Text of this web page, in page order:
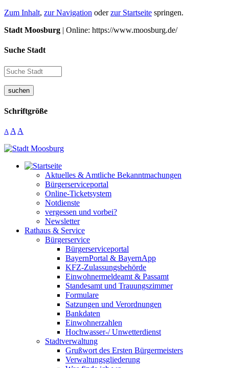
Zum Inhalt, zur Navigation oderzur Startseite springen.
Stadt Moosburg | Online: https://www.moosburg.de/
Suche Stadt
suchen
Schriftgröße
A A A
Aktuelles & Amtliche Bekanntmachungen
Bürgerserviceportal
Online-Ticketsystem
Notdienste
vergessen und vorbei?
Newsletter
Rathaus & Service
Bürgerservice
Bürgerserviceportal
BayernPortal & BayernApp
KFZ-Zulassungsbehörde
Einwohnermeldeamt & Passamt
Standesamt und Trauungszimmer
Formulare
Satzungen und Verordnungen
Bankdaten
Einwohnerzahlen
Hochwasser-/ Unwetterdienst
Stadtverwaltung
Grußwort des Ersten Bürgermeisters
Verwaltungsgliederung